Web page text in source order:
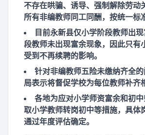
不存在哄骗、诱导、强制解除劳动
所有非编教师同工同酬，按统一标
目前永新县仅小学阶段教师出
段教师未出现富余现象，因此只有
受到不再续聘的影响。
针对非编教师五险未缴纳齐全
局表示将督促学校为每位教师补齐
各地为应对小学师资富余和初
取小学教师转岗初中等措施，具体
通过年度评估确定。